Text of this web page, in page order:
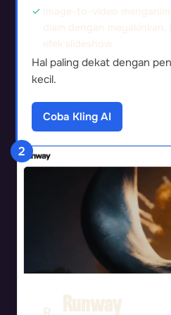
Image-to-video
diam dengan meyakinkan,
efek slideshow
Hal paling dekat dengan
kecil.
Coba Kling AI
2
Runway